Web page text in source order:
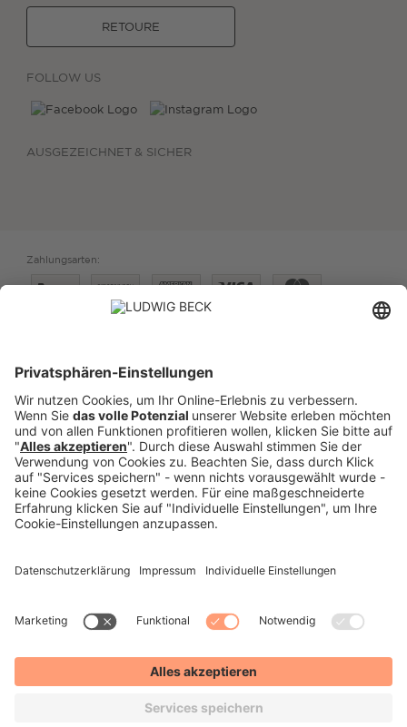
RETOURE
FOLLOW US
AUSGEZEICHNET & SICHER
Zahlungsarten:
Versand:
PREISE FÜR: DEUTSCHLAND SCHWEIZ
DATENSCHUTZ
AGB
VERTRAG WIDERRUFEN